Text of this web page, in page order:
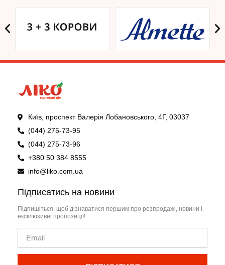
Київ, проспект Валерія Лобановського, 4Г, 03037
(044) 275-73-95
(044) 275-73-96
+380 50 384 8555
info@liko.com.ua
Підписатись на новини
Підпишіться, щоб дізнаватися першим про розпродажі, новини і
ексклюзивні пропозиції!